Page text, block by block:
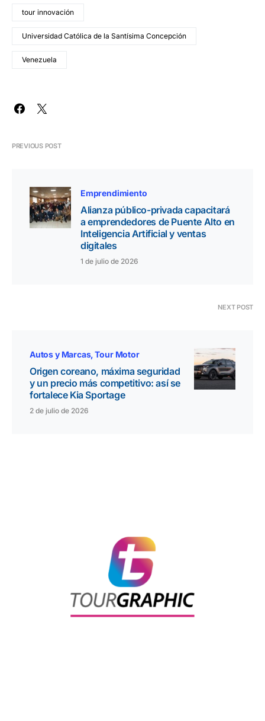
tour innovación
Universidad Católica de la Santísima Concepción
Venezuela
PREVIOUS POST
Emprendimiento
Alianza público-privada capacitará
a emprendedores de Puente Alto en
Inteligencia Artificial y ventas
digitales
1 de julio de 2026
NEXT POST
Autos y Marcas Tour Motor
Origen coreano, máxima seguridad
y un precio más competitivo: así se
fortalece Kia Sportage
2 de julio de 2026